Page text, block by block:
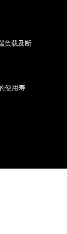
负载及断
使用寿